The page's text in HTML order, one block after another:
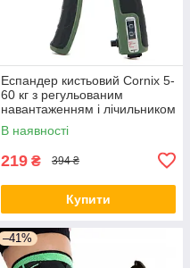
Еспандер кистьовий Cornix 5-
60 кг з регульованим
навантаженням і лічильником
XR-0261 Navy Green/Black
В наявності
219 ₴ 394 ₴
Купити
–41%